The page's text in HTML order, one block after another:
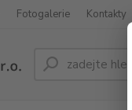
Fotogalerie Kontakty